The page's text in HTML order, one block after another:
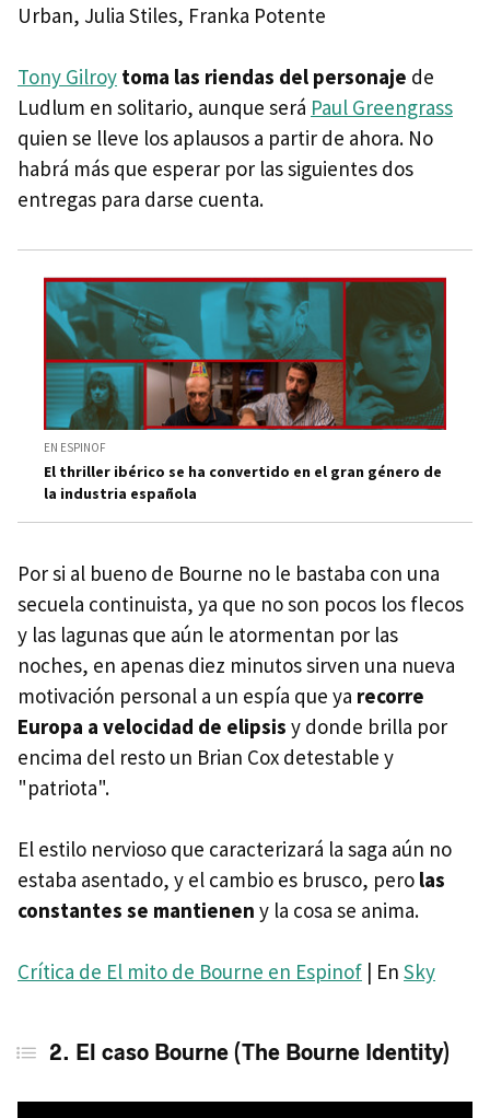
Urban, Julia Stiles, Franka Potente
Tony Gilroy toma las riendas del personaje de
Ludlum en solitario, aunque será Paul Greengrass
quien se lleve los aplausos a partir de ahora. No
habrá más que esperar por las siguientes dos
entregas para darse cuenta.
EN ESPINOF
El thriller ibérico se ha convertido en el gran género de
la industria española
Por si al bueno de Bourne no le bastaba con una
secuela continuista, ya que no son pocos los flecos
y las lagunas que aún le atormentan por las
noches, en apenas diez minutos sirven una nueva
motivación personal a un espía que ya recorre
Europa a velocidad de elipsis y donde brilla por
encima del resto un Brian Cox detestable y
"patriota".
El estilo nervioso que caracterizará la saga aún no
estaba asentado, y el cambio es brusco, pero las
constantes se mantienen y la cosa se anima.
Crítica de El mito de Bourne en Espinof | En Sky
2. El caso Bourne (The Bourne Identity)